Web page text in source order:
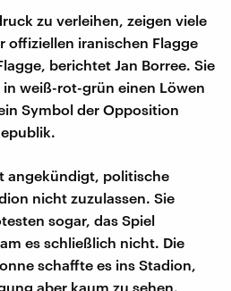
zu verleihen, zeigen viele
offiziellen iranischen Flagge
berichtet Jan Borree. Sie
weiß-rot-grün einen Löwen
Symbol der Opposition
angekündigt, politische
nicht zuzulassen. Sie
sogar, das Spiel
es schließlich nicht. Die
schaffte es ins Stadion,
aber kaum zu sehen.